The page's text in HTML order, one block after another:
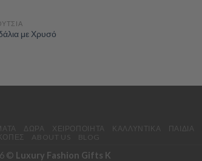
με Χρυσό
ΔΏΡΑ ΧΕΙΡΟΠΟΊΗΤΑ ΚΑΛΛΥΝΤΙΚΆ ΠΑΙΔΙΆ
ABOUT US BLOG
© Luxury Fashion Gifts K